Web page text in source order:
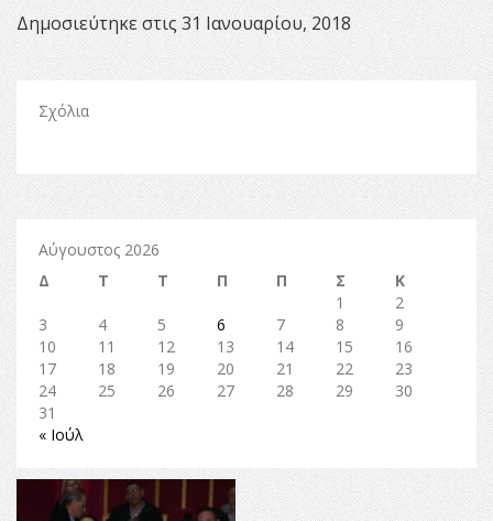
Δημοσιεύτηκε στις 31 Ιανουαρίου, 2018
Σχόλια
Αύγουστος 2026
Δ
Τ Τ Π Π Σ
Κ
1
2
3
4 5 6 7 8
9
10
11 12 13 14 15
16
17
18 19 20 21 22
23
24
25 26 27 28 29
30
31
« Ιούλ